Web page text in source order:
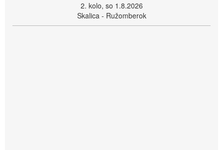
2. kolo, so 1.8.2026
Skalica - Ružomberok